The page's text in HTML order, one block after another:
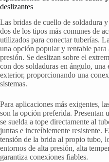
deslizantes
Las bridas de cuello de soldadura
dos de los tipos más comunes de
utilizados para conectar tuberías.
una opción popular y rentable para
presión. Se deslizan sobre el
con dos soldaduras en ángulo,
exterior, proporcionando una
sistemas.
Para aplicaciones más exigentes,
son la opción preferida. Presentan
se suelda a tope directamente al
juntas e increíblemente resistente.
tensión de la brida al propio tubo,
entornos de alta presión, alta
garantiza conexiones fiables.